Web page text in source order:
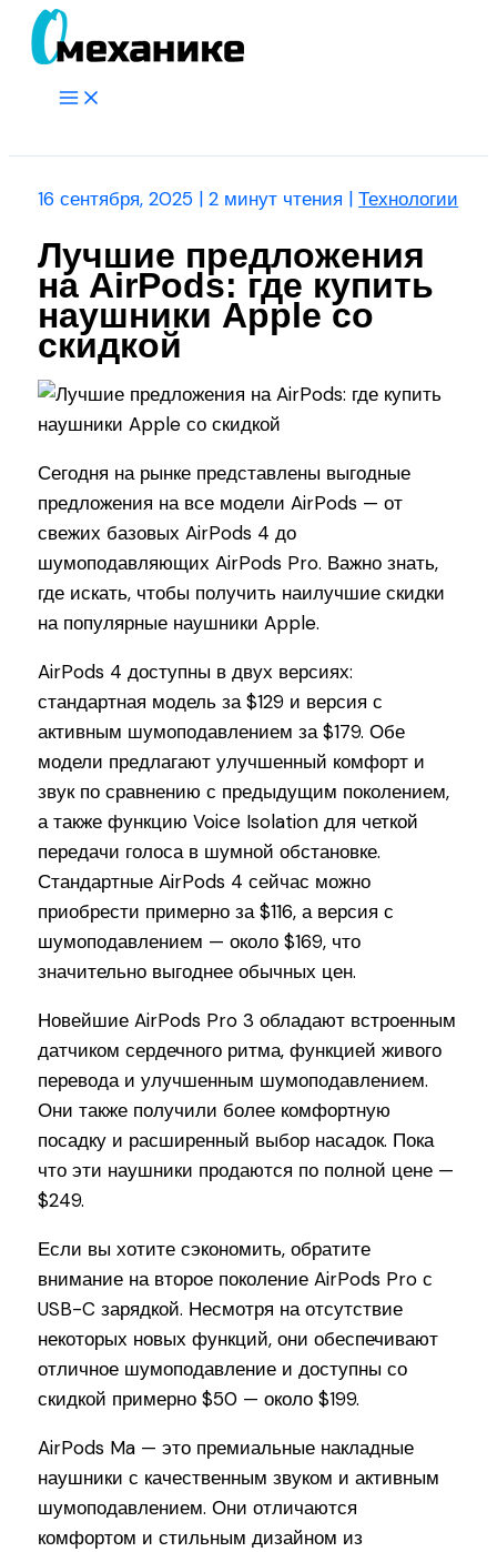
Перейти
Main
16 сентября, 2025 |2 минут чтения |Технологии
Лучшие предложения
на AirPods: где купить
наушники Apple со
скидкой
Сегодня на рынке представлены выгодные
предложения на все модели AirPods — от
свежих базовых AirPods 4 до
шумоподавляющих AirPods Pro. Важно знать,
где искать, чтобы получить наилучшие скидки
на популярные наушники Apple.
AirPods 4 доступны в двух версиях:
стандартная модель за $129 и версия с
активным шумоподавлением за $179. Обе
модели предлагают улучшенный комфорт и
звук по сравнению с предыдущим поколением,
а также функцию Voice Isolation для четкой
передачи голоса в шумной обстановке.
Стандартные AirPods 4 сейчас можно
приобрести примерно за $116, а версия с
шумоподавлением — около $169, что
значительно выгоднее обычных цен.
Новейшие AirPods Pro 3 обладают встроенным
датчиком сердечного ритма, функцией живого
перевода и улучшенным шумоподавлением.
Они также получили более комфортную
посадку и расширенный выбор насадок. Пока
что эти наушники продаются по полной цене —
$249.
Если вы хотите сэкономить, обратите
внимание на второе поколение AirPods Pro с
USB-C зарядкой. Несмотря на отсутствие
некоторых новых функций, они обеспечивают
отличное шумоподавление и доступны со
скидкой примерно $50 — около $199.
AirPods Ma — это премиальные накладные
наушники с качественным звуком и активным
шумоподавлением. Они отличаются
комфортом и стильным дизайном из